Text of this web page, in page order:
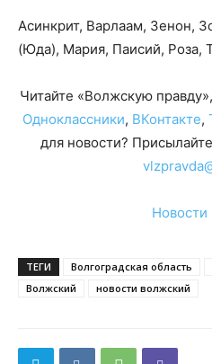
Асинкрит, Варлаам, Зенон,
(Юда), Мария, Паисий, Роза,
Читайте «Волжскую
Одноклассники, ВКонтакте,
для новости?
ТЕГИ Волгоградская область
Волжский
новости волжский